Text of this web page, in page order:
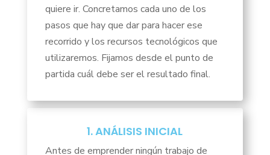
quiere ir. Concretamos cada uno de los
pasos que hay que dar para hacer ese
recorrido y los recursos tecnológicos que
utilizaremos. Fijamos desde el punto de
partida cuál debe ser el resultado final.
1. ANÁLISIS INICIAL
Antes de emprender ningún trabajo de